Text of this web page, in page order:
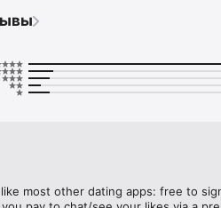
людей на форумах, которые нашли
и других знакомств
системы, а напрямую – кликая
пятидесятников, харизматов,
половины семей начинаются с
приложение поможет вам найти
most other dating apps: free to